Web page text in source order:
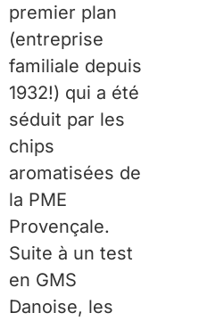
premier plan
(entreprise
familiale depuis
1932!) qui a été
séduit par les
chips
aromatisées de
la PME
Provençale.
Suite à un test
en GMS
Danoise, les